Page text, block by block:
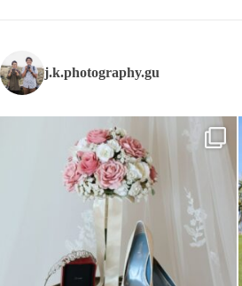
j.k.photography.gu